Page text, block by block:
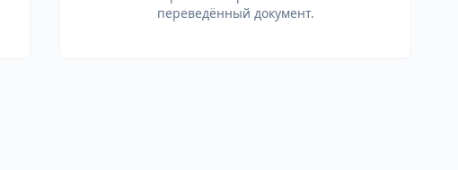
переведённый документ.